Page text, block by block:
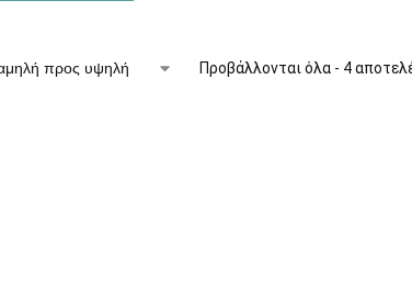
Προβάλλονται όλα - 4